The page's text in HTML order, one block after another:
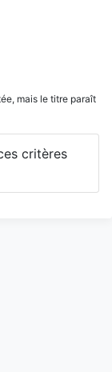
mais le titre paraît
critères